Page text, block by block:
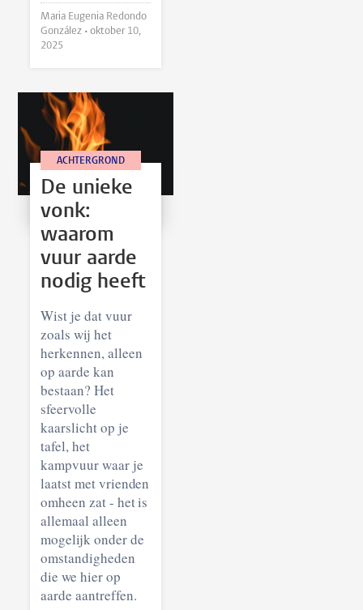
Maria Eugenia Redondo
González •oktober 10,
2025
ACHTERGROND
De unieke
vonk:
waarom
vuur aarde
nodig heeft
Wist je dat vuur
zoals wij het
herkennen, alleen
op aarde kan
bestaan? Het
sfeervolle
kaarslicht op je
tafel, het
kampvuur waar je
laatst met vrienden
omheen zat - het is
allemaal alleen
mogelijk onder de
omstandigheden
die we hier op
aarde aantreffen.